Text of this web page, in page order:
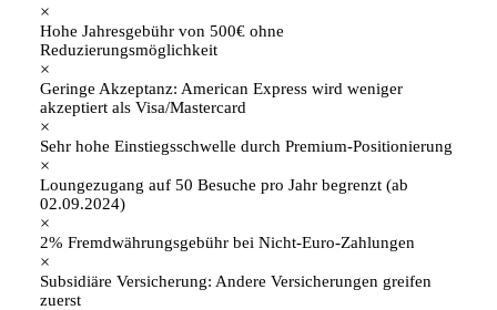
×
Hohe Jahresgebühr von 500€ ohne
Reduzierungsmöglichkeit
×
Geringe Akzeptanz: American Express wird weniger
akzeptiert als Visa/Mastercard
×
Sehr hohe Einstiegsschwelle durch Premium-Positionierung
×
Loungezugang auf 50 Besuche pro Jahr begrenzt (ab
02.09.2024)
×
2% Fremdwährungsgebühr bei Nicht-Euro-Zahlungen
×
Subsidiäre Versicherung: Andere Versicherungen greifen
zuerst